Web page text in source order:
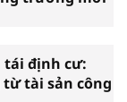
tái định cư:
tài sản công